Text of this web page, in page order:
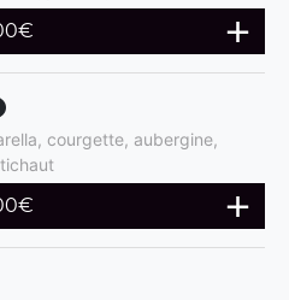
€
courgette, aubergine,
€